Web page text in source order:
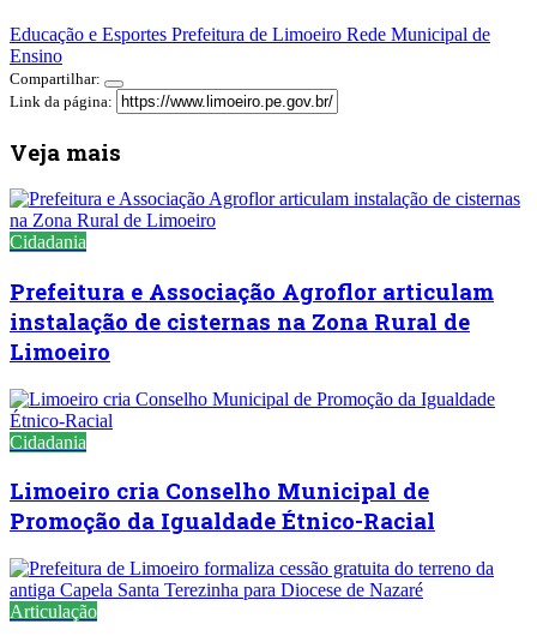
Educação e Esportes Prefeitura de Limoeiro Rede Municipal de
Ensino
Compartilhar:
Link da página:
Veja mais
Cidadania
Prefeitura e Associação Agroflor articulam
instalação de cisternas na Zona Rural de
Limoeiro
Cidadania
Limoeiro cria Conselho Municipal de
Promoção da Igualdade Étnico-Racial
Articulação